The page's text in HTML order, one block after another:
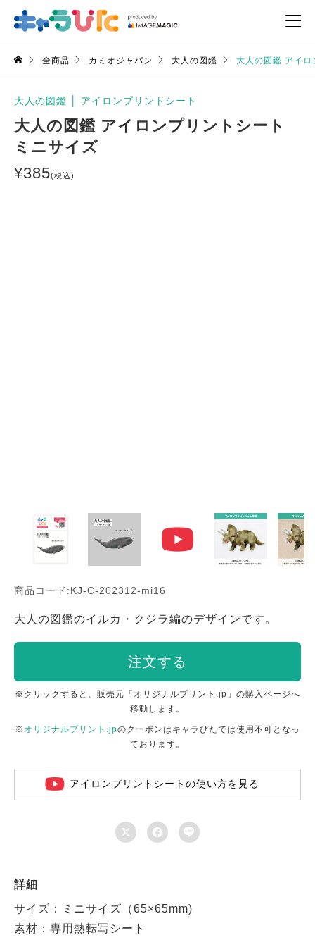
全商品 カミオジャパン 大人の図鑑 大人の図鑑 アイ
大人の図鑑 アイロンプリントシート
大人の図鑑 アイロンプリントシート
ミニサイズ
¥385(税込)
商品コード:KJ-C-202312-mi16
大人の図鑑のイルカ・クジラ編のデザインです。
注文する
※クリックすると、販売元「オリジナルプリント.jp」の購入ページへ
移動します。
※ オリジナルプリント.jpのクーポンはキャラぴたでは使用不可となっ
ております。
アイロンプリントシートの使い方を見る
  
詳細
サイズ：ミニサイズ（65×65mm)
素材：専用熱転写シート